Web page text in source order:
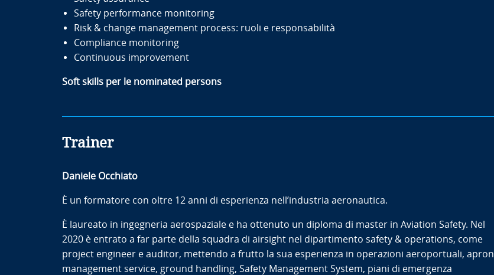
Safety performance monitoring
Risk & change management process: ruoli e responsabilità
Compliance monitoring
Continuous improvement
Soft skills per le nominated persons
Trainer
Daniele Occhiato
È un formatore con oltre 12 anni di esperienza nell’industria aeronautica.
È laureato in ingegneria aerospaziale e ha ottenuto un diploma di master in Aviation Safety. Nel
2020 è entrato a far parte della squadra di airsight nel dipartimento safety & operations, come
project engineer e auditor, mettendo a frutto la sua esperienza in operazioni aeroportuali, apron
management service, ground handling, Safety Management System, piani di emergenza